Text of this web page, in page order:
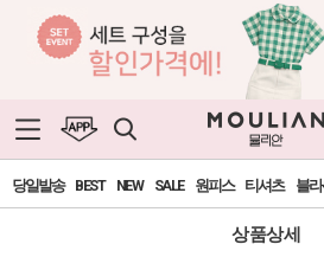
당일발송 BEST NEW SALE 원피스 티셔츠 블
상품상세